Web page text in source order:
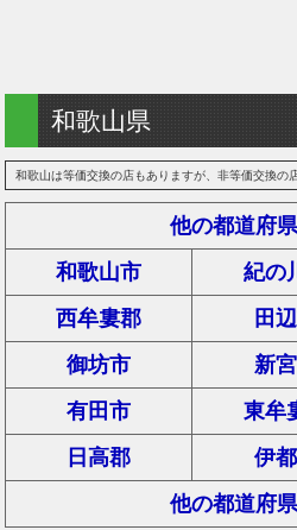
和歌山県
和歌山は等価交換の店もありますが、非等価交換の
他の都道府
和歌山市
紀の
西牟婁郡
田
御坊市
新
有田市
東牟
日高郡
伊
他の都道府